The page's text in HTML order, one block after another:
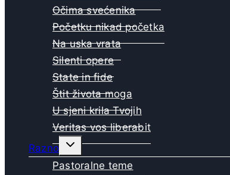
Očima svećenika
Početku nikad početka
Na uska vrata
Silenti opere
State in fide
Štit života moga
U sjeni krila Tvojih
Veritas vos liberabit
Razno
Toggle
child
menu
Pastoralne teme